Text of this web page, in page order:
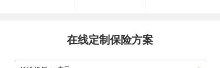
在线定制保险方案